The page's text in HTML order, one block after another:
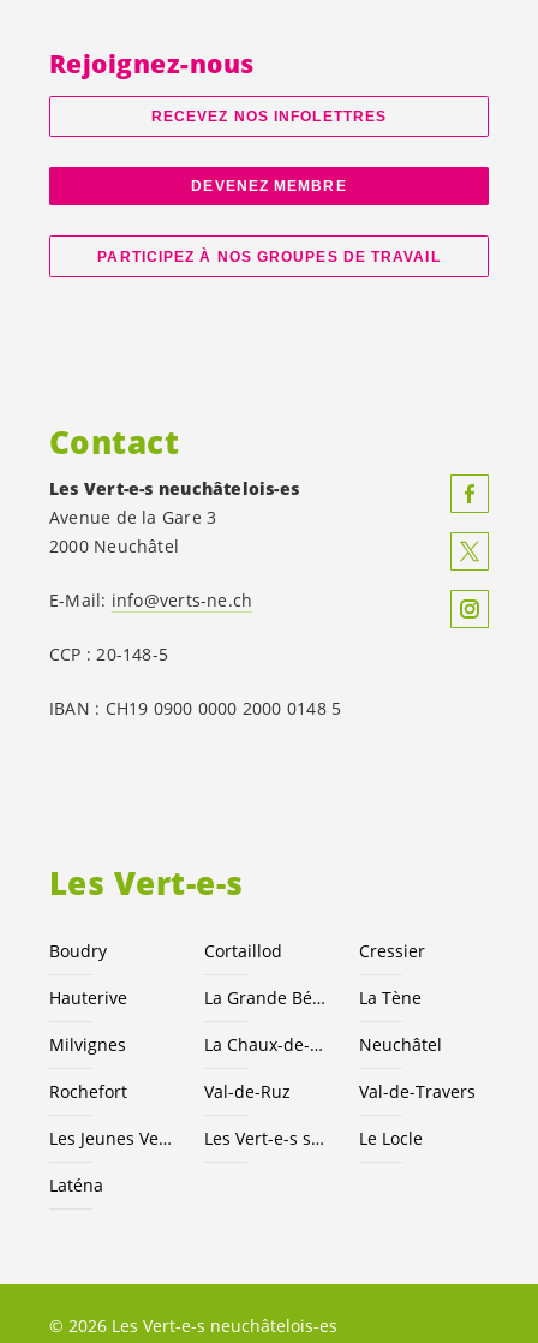
Les Vert-e-s
Boudry Cortaillod Cressier
Hauterive La Grande Béroche La Tène
Milvignes La Chaux-de-Fonds Neuchâtel
Rochefort Val-de-Ruz Val-de-Travers
Les Jeunes Vert-e-s NE
Les Vert-e-s suisses Le Locle
Laténa
Rejoignez-nous
RECEVEZ NOS INFOLETTRES
DEVENEZ MEMBRE
PARTICIPEZ À NOS GROUPES DE TRAVAIL
Contact
Les Vert-e-s neuchâtelois-es
Avenue de la Gare 3
2000 Neuchâtel
E-Mail: info@verts-ne.ch
CCP : 20-148-5
IBAN : CH19 0900 0000 2000 0148 5
© 2026 Les Vert-e-s neuchâtelois-es